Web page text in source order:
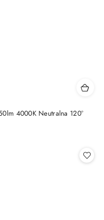
4000K Neutralna 120°